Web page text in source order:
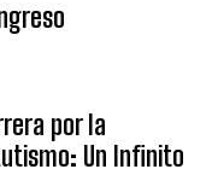
por la
Un Infinito